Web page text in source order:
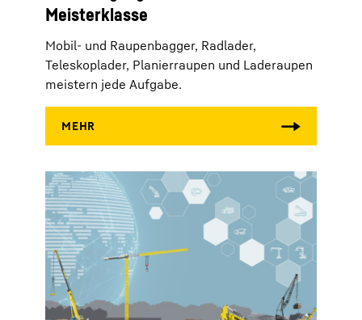
Meisterklasse
Mobil- und Raupenbagger, Radlader,
Teleskoplader, Planierraupen und Laderaupen
meistern jede Aufgabe.